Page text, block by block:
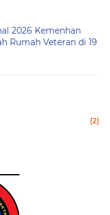
2026 Kemenhan
Rumah Veteran di 19
(2)